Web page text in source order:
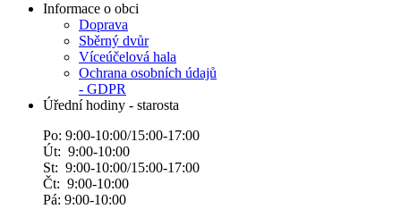
Informace o obci
Doprava
Sběrný dvůr
Víceúčelová hala
Ochrana osobních údajů
- GDPR
Úřední hodiny - starosta
Po: 9:00-10:00/15:00-17:00
Út: 9:00-10:00
St: 9:00-10:00/15:00-17:00
Čt: 9:00-10:00
Pá: 9:00-10:00